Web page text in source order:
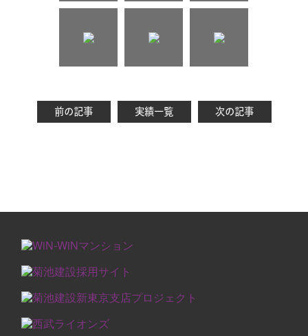
前の記事 実績一覧 次の記事